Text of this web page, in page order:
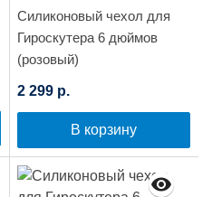
Силиконовый чехол для
Гироскутера 6 дюймов
(розовый)
2 299 р.
В корзину